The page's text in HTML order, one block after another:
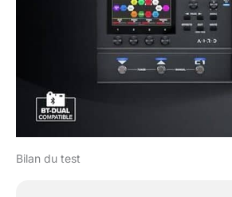
Bilan du test